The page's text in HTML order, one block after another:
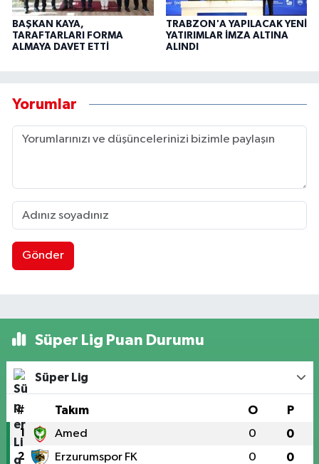
BAŞKAN KAYA,
TARAFTARLARI FORMA
ALMAYA DAVET ETTİ
TRABZON'A YAPILACAK YENİ
YATIRIMLAR İMZA ALTINA
ALINDI
Yorumlar
Gönder
Süper Lig Puan Durumu
Süper Lig
# Takım O P
1 Amed 0 0
2 Erzurumspor FK 0 0